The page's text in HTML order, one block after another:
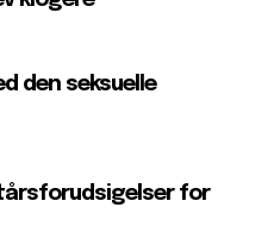
den seksuelle
for